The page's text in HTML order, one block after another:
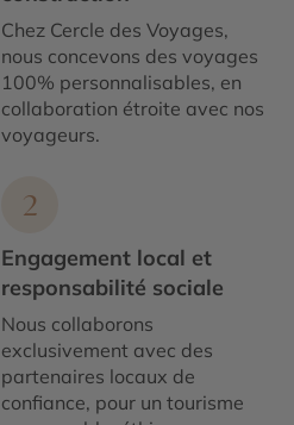
Chez Cercle des Voyages,
nous concevons des voyages
100% personnalisables, en
collaboration étroite avec nos
voyageurs.
2
Engagement local et
responsabilité sociale
Nous collaborons
exclusivement avec des
partenaires locaux de
confiance, pour un tourisme